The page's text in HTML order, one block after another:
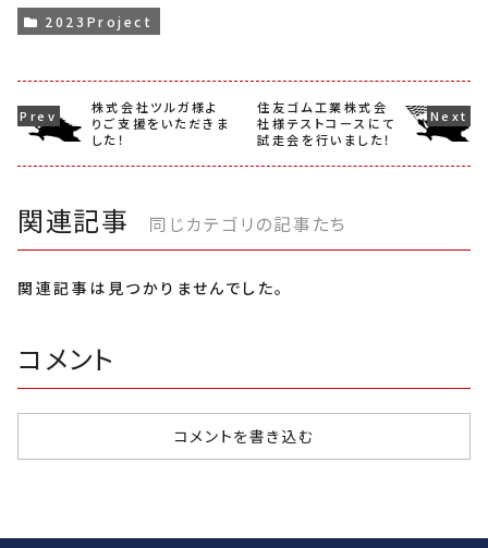
2023Project
株式会社ツルガ様よ
りご支援をいただきま
した！
住友ゴム工業株式会
社様テストコースにて
試走会を行いました！
関連記事 同じカテゴリの記事たち
関連記事は見つかりませんでした。
コメント
コメントを書き込む